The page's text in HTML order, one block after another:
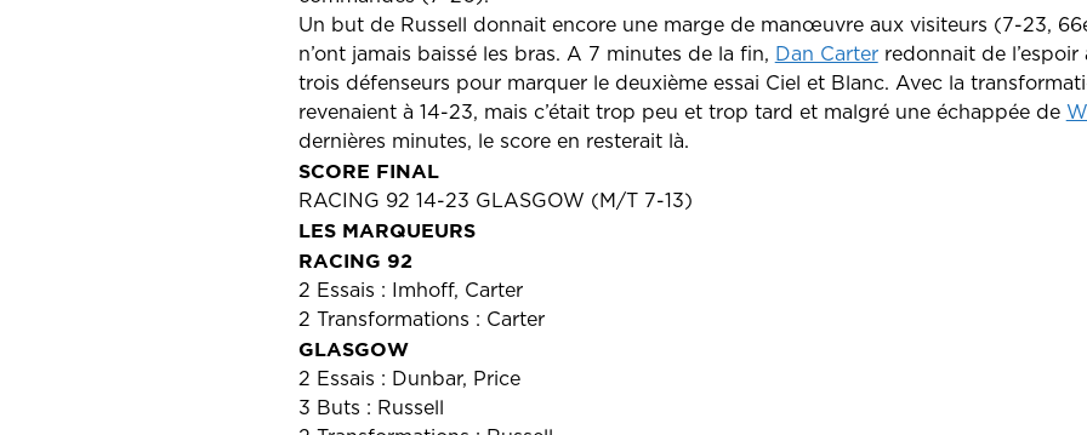
Un but de Russell donnait encore une marge de manœuvre aux visiteurs (7-23,
n’ont jamais baissé les bras. A 7 minutes de la fin, Dan Carterredonnait de l’espoir
trois défenseurs pour marquer le deuxième essai Ciel et Blanc. Avec la
revenaient à 14-23, mais c’était trop peu et trop tard et malgré une échappée de
dernières minutes, le score en resterait là.
SCORE FINAL
RACING 92 14-23 GLASGOW (M/T 7-13)
LES MARQUEURS
RACING 92
2 Essais : Imhoff, Carter
2 Transformations : Carter
GLASGOW
2 Essais : Dunbar, Price
3 Buts : Russell